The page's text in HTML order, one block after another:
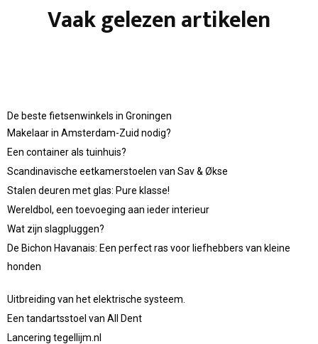
Vaak gelezen artikelen
De beste fietsenwinkels in Groningen
Makelaar in Amsterdam-Zuid nodig?
Een container als tuinhuis?
Scandinavische eetkamerstoelen van Sav & Økse
Stalen deuren met glas: Pure klasse!
Wereldbol, een toevoeging aan ieder interieur
Wat zijn slagpluggen?
De Bichon Havanais: Een perfect ras voor liefhebbers van kleine
honden
Uitbreiding van het elektrische systeem.
Een tandartsstoel van All Dent
Lancering tegellijm.nl